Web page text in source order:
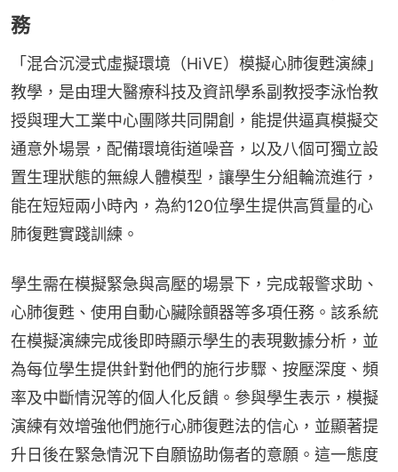
務
「混合沉浸式虛擬環境（HiVE）模擬心肺復甦演練」
教學，是由理大醫療科技及資訊學系副教授李泳怡教
授與理大工業中心團隊共同開創，能提供逼真模擬交
通意外場景，配備環境街道噪音，以及八個可獨立設
置生理狀態的無線人體模型，讓學生分組輪流進行，
能在短短兩小時內，為約120位學生提供高質量的心
肺復甦實踐訓練。
學生需在模擬緊急與高壓的場景下，完成報警求助、
心肺復甦、使用自動心臟除顫器等多項任務。該系統
在模擬演練完成後即時顯示學生的表現數據分析，並
為每位學生提供針對他們的施行步驟、按壓深度、頻
率及中斷情況等的個人化反饋。參與學生表示，模擬
演練有效增強他們施行心肺復甦法的信心，並顯著提
升日後在緊急情況下自願協助傷者的意願。這一態度